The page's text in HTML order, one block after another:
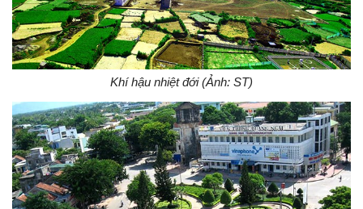
Khí hậu nhiệt đới (Ảnh: ST)